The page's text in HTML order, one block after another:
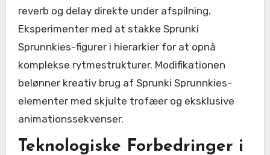
reverb og delay direkte under afspilning.
Eksperimenter med at stakke Sprunki
Sprunnkies-figurer i hierarkier for at opnå
komplekse rytmestrukturer. Modifikationen
belønner kreativ brug af Sprunki Sprunnkies-
elementer med skjulte trofæer og eksklusive
animationssekvenser.
Teknologiske Forbedringer i